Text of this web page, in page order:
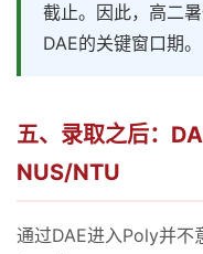
截止。因此，高二
DAE的关键窗口期。
五、录取之后：
NUS/NTU
通过DAE进入Poly并